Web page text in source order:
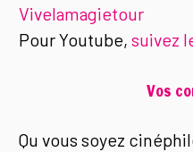
Vivelamagietour
Pour Youtube,suivez
Vos
Qu vous soyez